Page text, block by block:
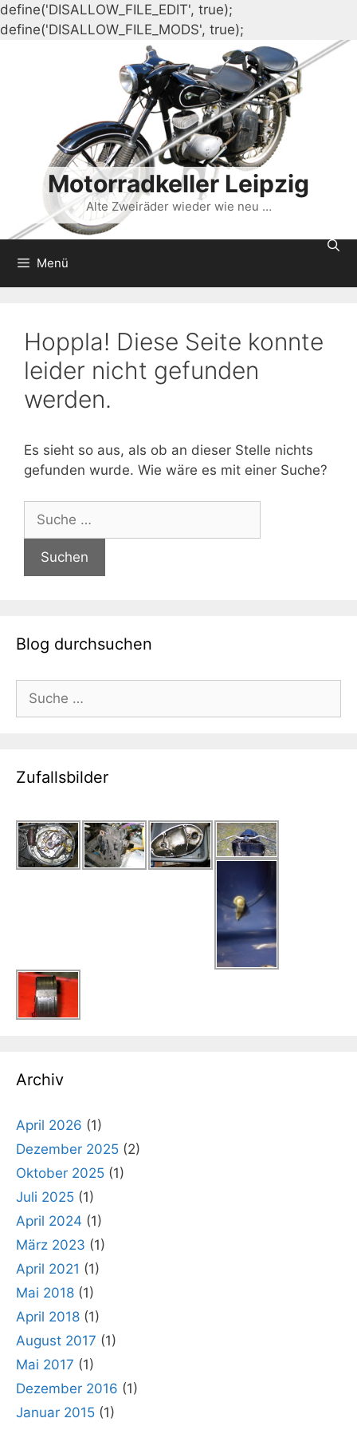
define('DISALLOW_FILE_EDIT', true);
define('DISALLOW_FILE_MODS', true);
Inhalt
springen
Motorradkeller Leipzig
Alte Zweiräder wieder wie neu …
Menü
Hoppla! Diese Seite konnte
leider nicht gefunden
werden.
Es sieht so aus, als ob an dieser Stelle nichts
gefunden wurde. Wie wäre es mit einer Suche?
nach:
Blog durchsuchen
nach:
Zufallsbilder
Archiv
April 2026 (1)
Dezember 2025 (2)
Oktober 2025 (1)
Juli 2025 (1)
April 2024 (1)
März 2023 (1)
April 2021 (1)
Mai 2018 (1)
April 2018 (1)
August 2017 (1)
Mai 2017 (1)
Dezember 2016 (1)
Januar 2015 (1)